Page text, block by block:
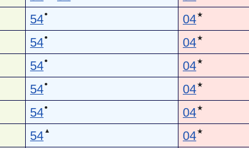
54● 04★
54● 04★
54● 04★
54● 04★
54● 04★
54 ▲ 04★